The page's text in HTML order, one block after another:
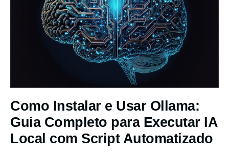
Como Instalar e Usar Ollama:
Guia Completo para Executar IA
Local com Script Automatizado